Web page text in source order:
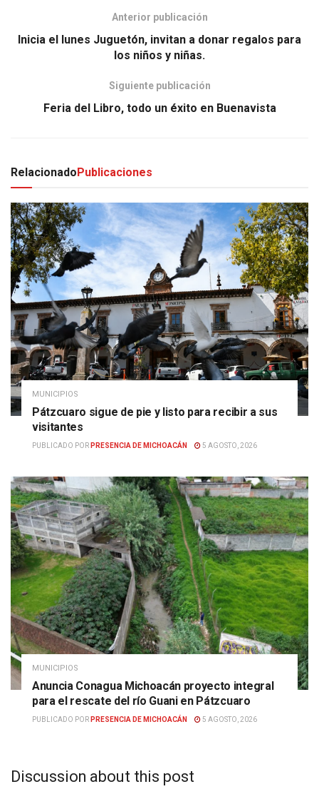
Anterior publicación
Inicia el lunes Juguetón, invitan a donar regalos para
los niños y niñas.
Siguiente publicación
Feria del Libro, todo un éxito en Buenavista
Relacionado Publicaciones
MUNICIPIOS
Pátzcuaro sigue de pie y listo para recibir a sus
visitantes
PUBLICADO POR PRESENCIA DE MICHOACÁN 5 AGOSTO, 2026
MUNICIPIOS
Anuncia Conagua Michoacán proyecto integral
para el rescate del río Guani en Pátzcuaro
PUBLICADO POR PRESENCIA DE MICHOACÁN 5 AGOSTO, 2026
Discussion about this post